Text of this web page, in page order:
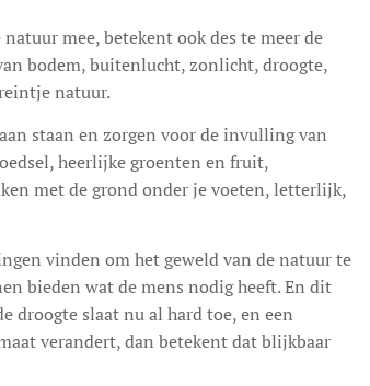
mee, betekent ook des te meer de
bodem, buitenlucht, zonlicht, droogte,
natuur.
staan en zorgen voor de invulling van
heerlijke groenten en fruit,
met de grond onder je voeten, letterlijk,
vinden om het geweld van de natuur te
bieden wat de mens nodig heeft. En dit
droogte slaat nu al hard toe, en een
verandert, dan betekent dat blijkbaar